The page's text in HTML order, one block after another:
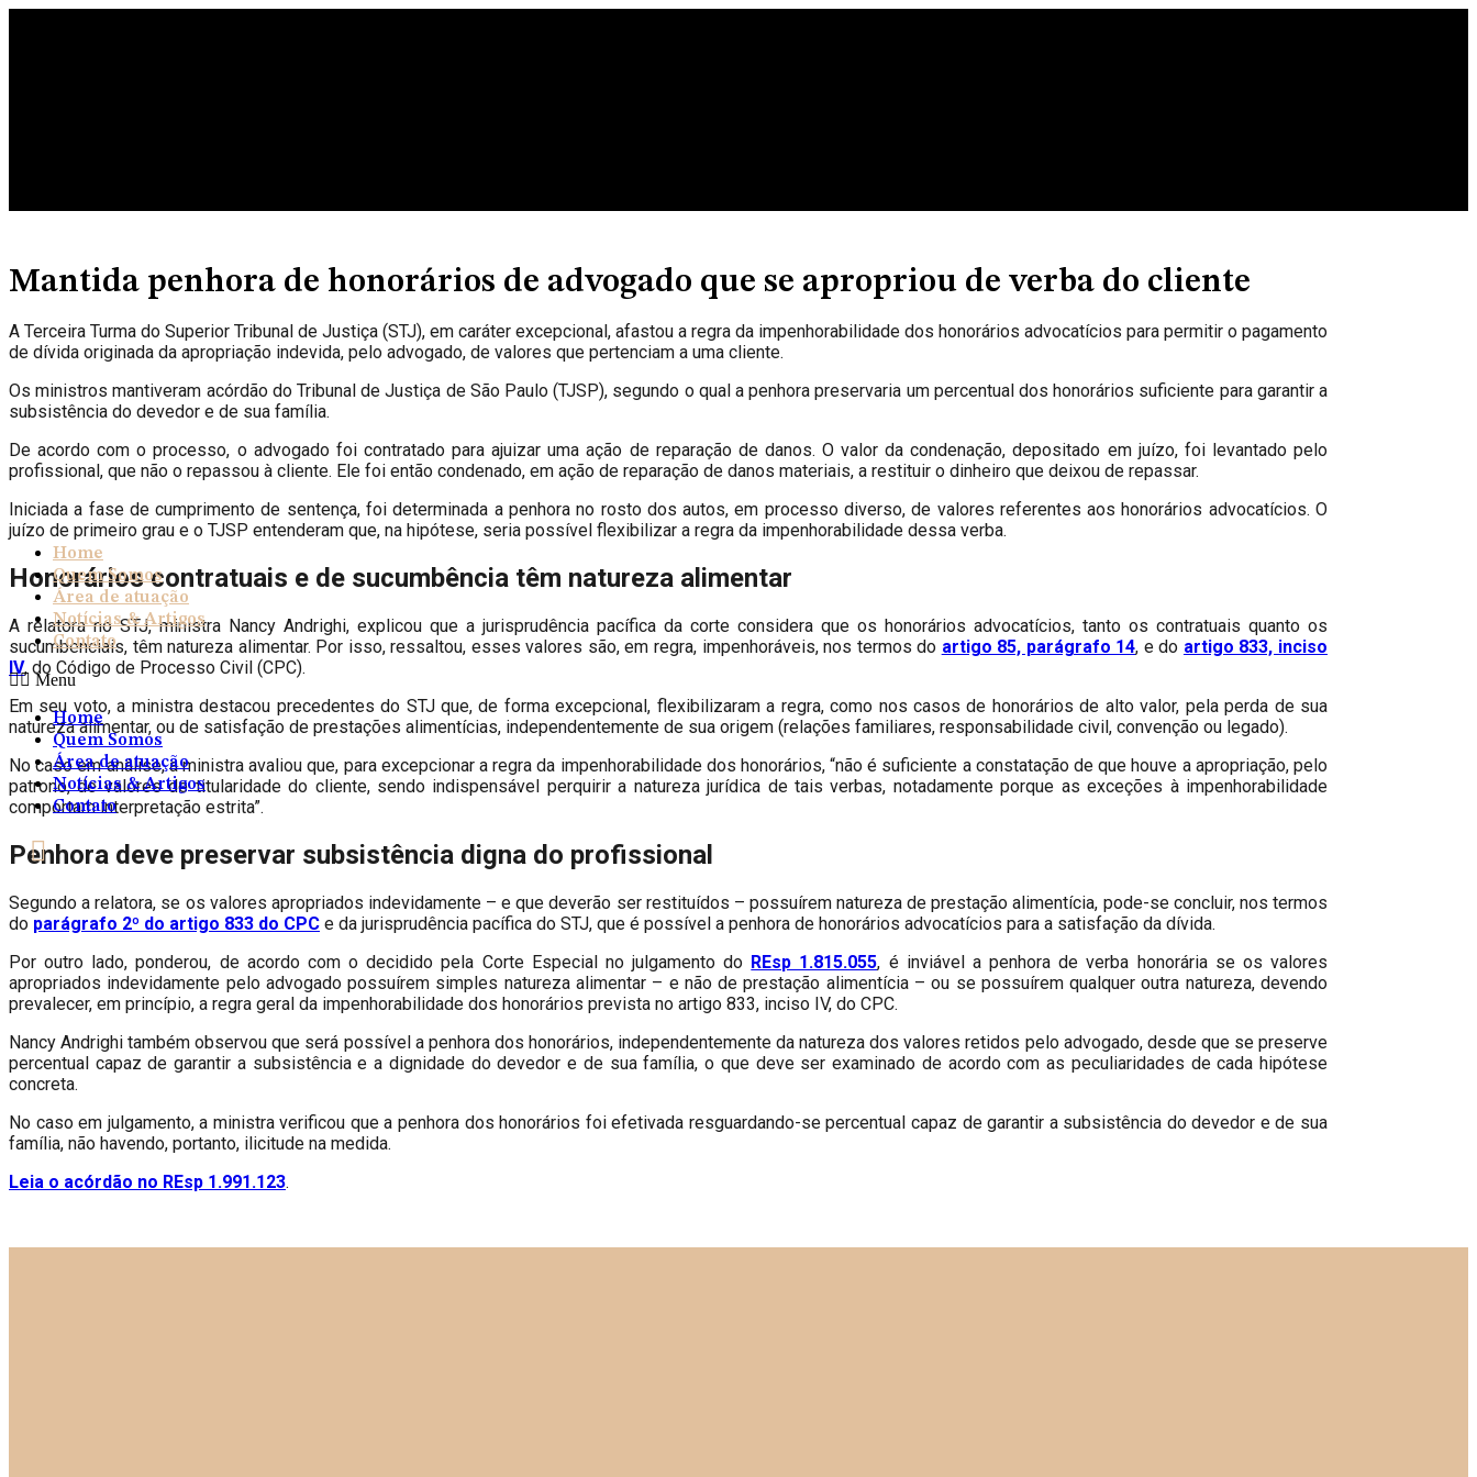
Home
Quem Somos
Área de atuação
Notícias & Artigos
Contato
Menu
Home
Quem Somos
Área de atuação
Notícias & Artigos
Contato
Mantida penhora de honorários de advogado que se apropriou de verba do cliente
A Terceira Turma do Superior Tribunal de Justiça (STJ), em caráter excepcional, afastou a regra da impenhorabilidade dos honorários advocatícios para permitir o pagamento
de dívida originada da apropriação indevida, pelo advogado, de valores que pertenciam a uma cliente.
Os ministros mantiveram acórdão do Tribunal de Justiça de São Paulo (TJSP), segundo o qual a penhora preservaria um percentual dos honorários suficiente para garantir a
subsistência do devedor e de sua família.
De acordo com o processo, o advogado foi contratado para ajuizar uma ação de reparação de danos. O valor da condenação, depositado em juízo, foi levantado pelo
profissional, que não o repassou à cliente. Ele foi então condenado, em ação de reparação de danos materiais, a restituir o dinheiro que deixou de repassar.
Iniciada a fase de cumprimento de sentença, foi determinada a penhora no rosto dos autos, em processo diverso, de valores referentes aos honorários advocatícios. O
juízo de primeiro grau e o TJSP entenderam que, na hipótese, seria possível flexibilizar a regra da impenhorabilidade dessa verba.
Honorários contratuais e de sucumbência têm natureza alimentar
A relatora no STJ, ministra Nancy Andrighi, explicou que a jurisprudência pacífica da corte considera que os honorários advocatícios, tanto os contratuais quanto os
sucumbenciais, têm natureza alimentar. Por isso, ressaltou, esses valores são, em regra, impenhoráveis, nos termos do artigo 85, parágrafo 14, e do artigo 833, inciso
IV, do Código de Processo Civil (CPC).
Em seu voto, a ministra destacou precedentes do STJ que, de forma excepcional, flexibilizaram a regra, como nos casos de honorários de alto valor, pela perda de sua
natureza alimentar, ou de satisfação de prestações alimentícias, independentemente de sua origem (relações familiares, responsabilidade civil, convenção ou legado).
No caso em análise, a ministra avaliou que, para excepcionar a regra da impenhorabilidade dos honorários, “não é suficiente a constatação de que houve a apropriação, pelo
patrono, de valores de titularidade do cliente, sendo indispensável perquirir a natureza jurídica de tais verbas, notadamente porque as exceções à impenhorabilidade
comportam interpretação estrita”.
Penhora deve preservar subsistência digna do profissional
Segundo a relatora, se os valores apropriados indevidamente – e que deverão ser restituídos – possuírem natureza de prestação alimentícia, pode-se concluir, nos termos
do parágrafo 2º do artigo 833 do CPC e da jurisprudência pacífica do STJ, que é possível a penhora de honorários advocatícios para a satisfação da dívida.
Por outro lado, ponderou, de acordo com o decidido pela Corte Especial no julgamento do REsp 1.815.055, é inviável a penhora de verba honorária se os valores
apropriados indevidamente pelo advogado possuírem simples natureza alimentar – e não de prestação alimentícia – ou se possuírem qualquer outra natureza, devendo
prevalecer, em princípio, a regra geral da impenhorabilidade dos honorários prevista no artigo 833, inciso IV, do CPC.
Nancy Andrighi também observou que será possível a penhora dos honorários, independentemente da natureza dos valores retidos pelo advogado, desde que se preserve
percentual capaz de garantir a subsistência e a dignidade do devedor e de sua família, o que deve ser examinado de acordo com as peculiaridades de cada hipótese
concreta.
No caso em julgamento, a ministra verificou que a penhora dos honorários foi efetivada resguardando-se percentual capaz de garantir a subsistência do devedor e de sua
família, não havendo, portanto, ilicitude na medida.
Leia o acórdão no REsp 1.991.123.